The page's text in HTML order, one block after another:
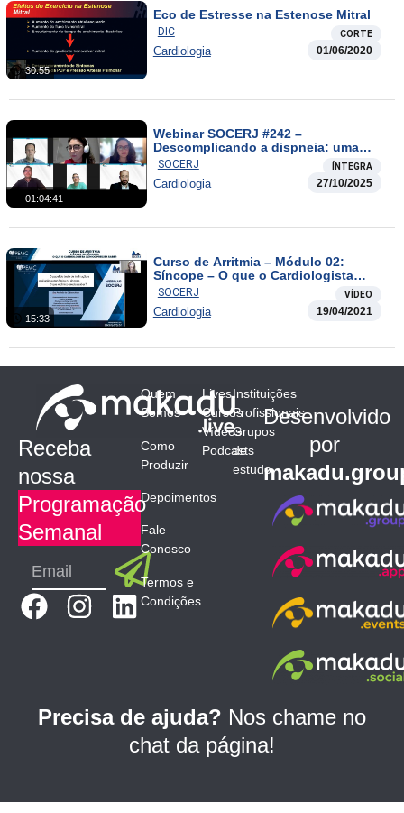
30:55
Eco de Estresse na Estenose Mitral
DIC CORTE
Cardiologia 01/06/2020
01:04:41
Webinar SOCERJ #242 –
Descomplicando a dispneia: uma
jornada cardio-pneumo guiada pelo
TCPE
SOCERJ ÍNTEGRA
Cardiologia 27/10/2025
15:33
Curso de Arritmia – Módulo 02:
Síncope – O que o Cardiologista
Clínico Precisa Saber
SOCERJ VÍDEO
Cardiologia 19/04/2021
Receba
nossa
Programação
Semanal
Submit
F
b
k
I
a
a
L
e
d
n
Quem
Somos
Como
Produzir
Depoimentos
Fale
Conosco
Termos e
Condições
Lives
Cursos
Vídeos
Podcasts
Instituições
Profissionais
Grupos
de
estudo
Desenvolvido
por
Precisa de ajuda? Nos chame no
chat da página!